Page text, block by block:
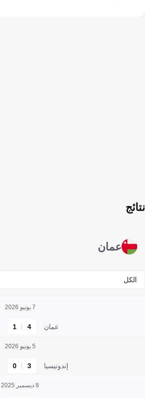
عمان
نتائج
الكل
7 يونيو 2026
عمان 4
1
5 يونيو 2026
إندونيسيا 3
0
8 ديسمبر 2025